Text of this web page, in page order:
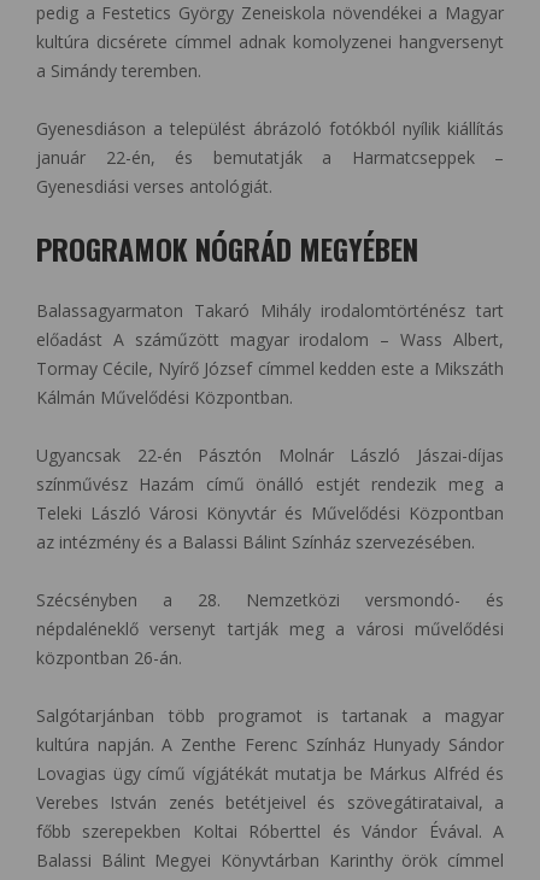
pedig a Festetics György Zeneiskola növendékei a Magyar
kultúra dicsérete címmel adnak komolyzenei hangversenyt
a Simándy teremben.
Gyenesdiáson a települést ábrázoló fotókból nyílik kiállítás
január 22-én, és bemutatják a Harmatcseppek –
Gyenesdiási verses antológiát.
PROGRAMOK NÓGRÁD MEGYÉBEN
Balassagyarmaton Takaró Mihály irodalomtörténész tart
előadást A száműzött magyar irodalom – Wass Albert,
Tormay Cécile, Nyírő József címmel kedden este a Mikszáth
Kálmán Művelődési Központban.
Ugyancsak 22-én Pásztón Molnár László Jászai-díjas
színművész Hazám című önálló estjét rendezik meg a
Teleki László Városi Könyvtár és Művelődési Központban
az intézmény és a Balassi Bálint Színház szervezésében.
Szécsényben a 28. Nemzetközi versmondó- és
népdaléneklő versenyt tartják meg a városi művelődési
központban 26-án.
Salgótarjánban több programot is tartanak a magyar
kultúra napján. A Zenthe Ferenc Színház Hunyady Sándor
Lovagias ügy című vígjátékát mutatja be Márkus Alfréd és
Verebes István zenés betétjeivel és szövegátirataival, a
főbb szerepekben Koltai Róberttel és Vándor Évával. A
Balassi Bálint Megyei Könyvtárban Karinthy örök címmel